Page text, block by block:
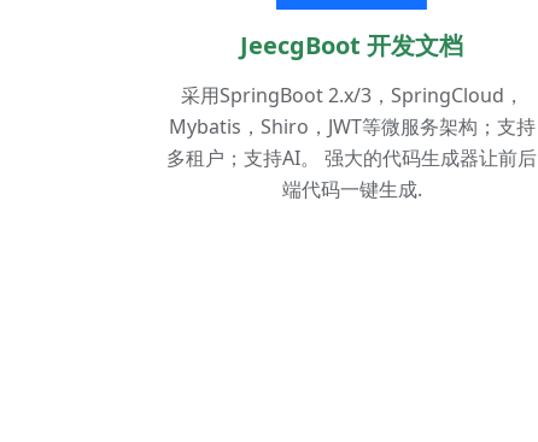
JeecgBoot 开发文档
采用SpringBoot 2.x/3，SpringCloud，
Mybatis，Shiro，JWT等微服务架构；支持
多租户；支持AI。 强大的代码生成器让前后
端代码一键生成.